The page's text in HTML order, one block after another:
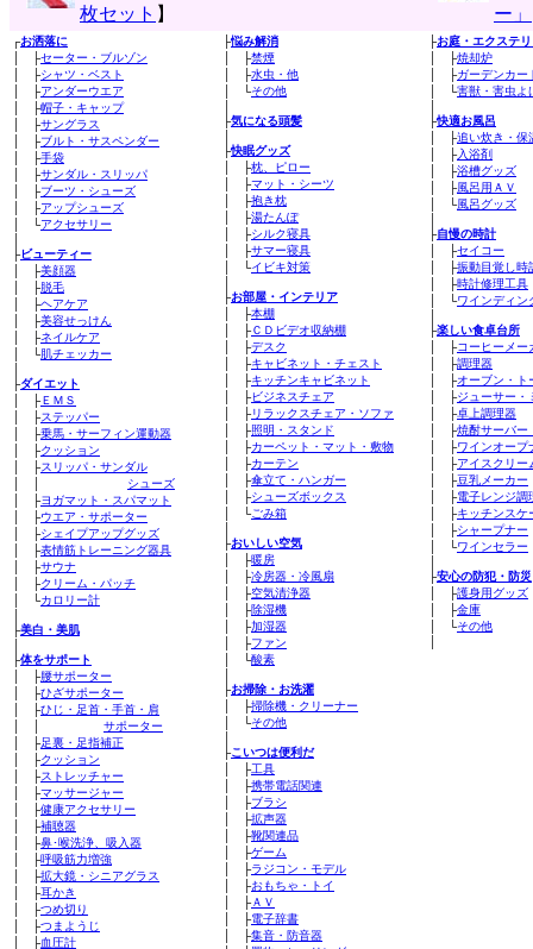
枚セット 】
ー」
┌お洒落に
│ ├セーター・ブルゾン
│ ├シャツ・ベスト
│ ├アンダーウエア
│ ├帽子・キャップ
│ ├サングラス
│ ├ブルト・サスペンダー
│ ├手袋
│ ├サンダル・スリッパ
│ ├ブーツ・シューズ
│ ├アップシューズ
│ └アクセサリー
├ビューティー
│ ├美顔器
│ ├脱毛
│ ├ヘアケア
│ ├美容せっけん
│ ├ネイルケア
│ └肌チェッカー
├ダイエット
│ ├ＥＭＳ
│ ├ステッパー
│ ├乗馬・サーフィン運動器
│ ├クッション
│ ├スリッパ・サンダル
シューズ
│ ├ヨガマット・スパマット
│ ├ウエア・サポーター
│ ├シェイプアップグッズ
│ ├表情筋トレーニング器具
│ ├サウナ
│ ├クリーム・パッチ
│ └カロリー計
├美白・美肌
├体をサポート
│ ├腰サポーター
│ ├ひざサポーター
│ ├ひじ・足首・手首・肩
サポーター
│ ├足裏・足指補正
│ ├クッション
│ ├ストレッチャー
│ ├マッサージャー
│ ├健康アクセサリー
│ ├補聴器
│ ├鼻･喉洗浄、吸入器
│ ├呼吸筋力増強
│ ├拡大鏡・シニアグラス
│ ├耳かき
│ ├つめ切り
│ ├つまようじ
│ ├血圧計
├悩み解消
│ ├禁煙
│ ├水虫・他
│ └その他
├気になる頭髪
├快眠グッズ
│ ├枕、ピロー
│ ├マット・シーツ
│ ├抱き枕
│ ├湯たんぽ
│ ├シルク寝具
│ ├サマー寝具
│ └イビキ対策
├お部屋・インテリア
│ ├本棚
│ ├ＣＤビデオ収納棚
│ ├デスク
│ ├キャビネット・チェスト
│ ├キッチンキャビネット
│ ├ビジネスチェア
│ ├リラックスチェア・ソファ
│ ├照明・スタンド
│ ├カーペット・マット・敷物
│ ├カーテン
│ ├傘立て・ハンガー
│ ├シューズボックス
│ └ごみ箱
├おいしい空気
│ ├暖房
│ ├冷房器・冷風扇
│ ├空気清浄器
│ ├除湿機
│ ├加湿器
│ ├ファン
│ └酸素
├お掃除・お洗濯
│ ├掃除機・クリーナー
│ └その他
├こいつは便利だ
│ ├工具
│ ├携帯電話関連
│ ├ブラシ
│ ├拡声器
│ ├靴関連品
│ ├ゲーム
│ ├ラジコン・モデル
│ ├おもちゃ・トイ
│ ├ＡＶ
│ ├電子辞書
│ ├集音・防音器
├お庭・エクステ
│ ├焼却炉
│ ├ガーデンカー
│ └害獣・害虫よ
├快適お風呂
│ ├追い炊き・保
│ ├入浴剤
│ ├浴槽グッズ
│ ├風呂用ＡＶ
│ └風呂グッズ
├自慢の時計
│ ├セイコー
│ ├振動目覚し時
│ ├時計修理工具
│ └ワインディン
├楽しい食卓台所
│ ├コーヒーメー
│ ├調理器
│ ├オーブン・ト
│ ├ジューサー・
│ ├卓上調理器
│ ├焼酎サーバー
│ ├ワインオープ
│ ├アイスクリー
│ ├豆乳メーカー
│ ├電子レンジ調
│ ├キッチンスケ
│ ├シャープナー
│ └ワインセラー
├安心の防犯・防災
│ ├護身用グッズ
│ ├金庫
│ └その他